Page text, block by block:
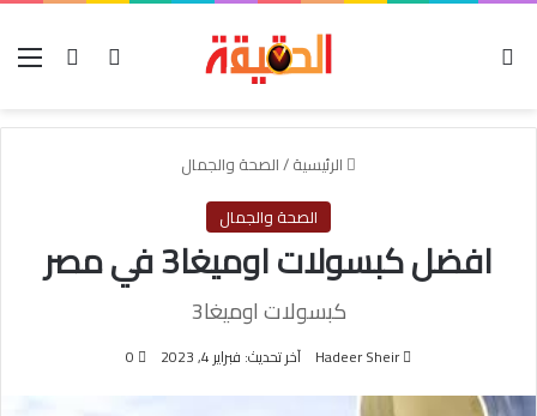
بحث عنتسجيل
الرئيسية/الصحة والجمال
الصحة والجمال
افضل كبسولات اوميغا3 في مصر
كبسولات اوميغا3
Hadeer Sheir آخر تحديث: فبراير 4, 2023 0